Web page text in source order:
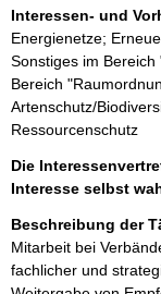
Interessen- und
Energienetze;
Sonstiges im
Bereich
Artenschutz/
Ressourcenschutz
Die
Interesse selbst
Beschreibung der
Mitarbeit bei
fachlicher und